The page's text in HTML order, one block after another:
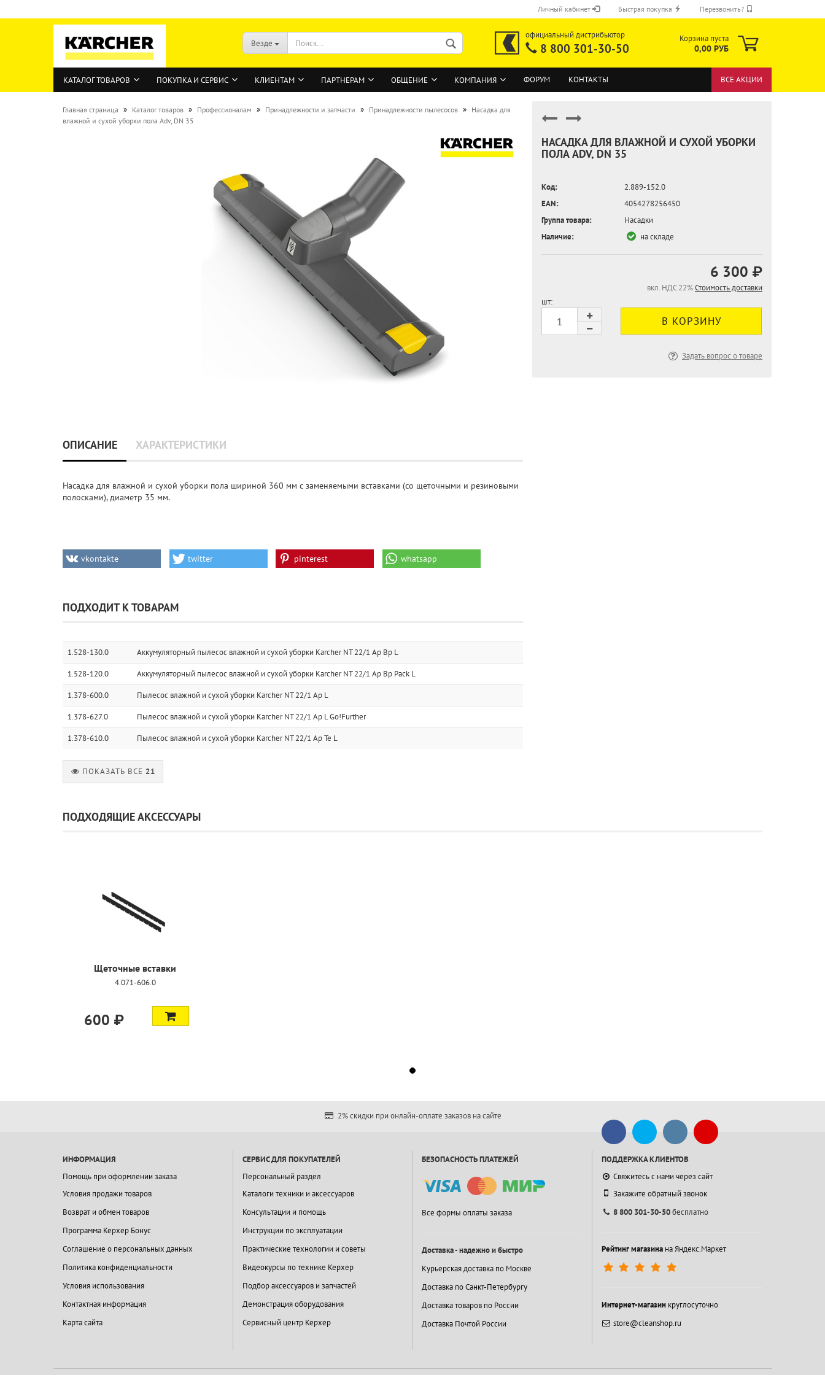
Личный кабинет
ВОЙТИ
Регистрация на сайте
Забыли пароль?
Быстрая покупка Перезвонить?
ОТПРАВИТЬ
Везде
официальный дистрибьютор
8 800 301-30-50
Корзина пуста
0,00 РУБ
КАТАЛОГ ТОВАРОВ ПОКУПКА И СЕРВИС КЛИЕНТАМ ПАРТНЕРАМ ОБЩЕНИЕ КОМПАНИЯ ФОРУМ КОНТАКТЫ ВСЕ АКЦИИ
Главная страница » Каталог товаров » Профессионалам » Принадлежности и запчасти » Принадлежности пылесосов » Насадка для
влажной и сухой уборки пола Adv, DN 35
НАСАДКА ДЛЯ ВЛАЖНОЙ И СУХОЙ УБОРКИ
ПОЛА ADV, DN 35
Код:
2.889-152.0
EAN:
4054278256450
Группа товара:
Насадки
Наличие:
на складе
6 300 ₽
вкл. НДС 22%Стоимость доставки
шт:
Задать вопрос о товаре
ОПИСАНИЕ ХАРАКТЕРИСТИКИ
Насадка для влажной и сухой уборки пола шириной 360 мм с заменяемыми вставками (со щеточными и резиновыми
полосками), диаметр 35 мм.
vkontakte twitter pinterest whatsapp
ПОДХОДИТ К ТОВАРАМ
1.528-130.0 Аккумуляторный пылесос влажной и сухой уборки Karcher NT 22/1 Ap Bp L
1.528-120.0 Аккумуляторный пылесос влажной и сухой уборки Karcher NT 22/1 Ap Bp Pack L
1.378-600.0 Пылесос влажной и сухой уборки Karcher NT 22/1 Ap L
1.378-627.0 Пылесос влажной и сухой уборки Karcher NT 22/1 Ap L Go!Further
1.378-610.0 Пылесос влажной и сухой уборки Karcher NT 22/1 Ap Te L
ПОКАЗАТЬ ВСЕ 21
ПОДХОДЯЩИЕ АКСЕССУАРЫ
Щеточные вставки
4.071-606.0
600 ₽
2% скидки при онлайн-оплате заказов на сайте
ИНФОРМАЦИЯ
Помощь при оформлении заказа
Условия продажи товаров
Возврат и обмен товаров
Программа Керхер Бонус
Соглашение о персональных данных
Политика конфиденциальности
Условия использования
Контактная информация
Карта сайта
СЕРВИС ДЛЯ ПОКУПАТЕЛЕЙ
Персональный раздел
Каталоги техники и аксессуаров
Консультации и помощь
Инструкции по эксплуатации
Практические технологии и советы
Видеокурсы по технике Керхер
Подбор аксессуаров и запчастей
Демонстрация оборудования
Сервисный центр Керхер
БЕЗОПАСНОСТЬ ПЛАТЕЖЕЙ
Все формы оплаты заказа
Доставка - надежно и быстро
Курьерская доставка по Москве
Доставка по Санкт-Петербургу
Доставка товаров по России
Доставка Почтой России
ПОДДЕРЖКА КЛИЕНТОВ
Свяжитесь с нами через сайт
Закажите обратный звонок
8 800 301-30-50бесплатно
Рейтинг магазинана Яндекс.Маркет
Интернет-магазинкруглосуточно
store@cleanshop.ru